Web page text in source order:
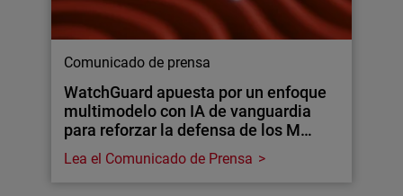
Comunicado de prensa
WatchGuard apuesta por un enfoque
multimodelo con IA de vanguardia
para reforzar la defensa de los M…
Lea el Comunicado de Prensa